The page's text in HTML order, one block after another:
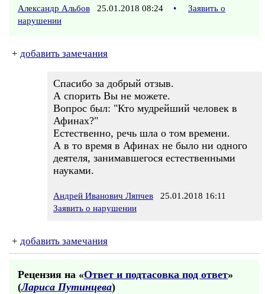
Александр Альбов 25.01.2018 08:24 •
Заявить о
нарушении
+ добавить замечания
Спасибо за добрый отзыв.
А спорить Вы не можете.
Вопрос был: "Кто мудрейший человек в
Афинах?"
Естественно, речь шла о том времени.
А в то время в Афинах не было ни одного
деятеля, занимавшегося естественными
науками.
Андрей Иванович Ляпчев 25.01.2018 16:11
Заявить о нарушении
+ добавить замечания
Рецензия на «Ответ и подтасовка под ответ»
(Лариса Путинцева)